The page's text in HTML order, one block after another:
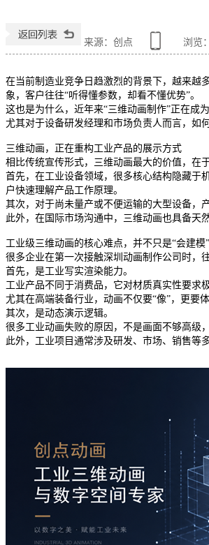
来源：创点 浏览：
在当前制造业竞争日趋激烈的背景下，越来越
象，客户往往“听得懂参数，却看不懂优势”。
这也是为什么，近年来“三维动画制作”正在成
尤其对于设备研发经理和市场负责人而言，如
三维动画，正在重构工业产品的展示方式
相比传统宣传形式，三维动画最大的价值，在
首先，在工业设备领域，很多核心结构隐藏于
户快速理解产品工作原理。
其次，对于尚未量产或不便运输的大型设备，
此外，在国际市场沟通中，三维动画也具备天
工业级三维动画的核心难点，并不只是“会建模”
很多企业在第一次接触深圳动画制作公司时，
首先，是工业写实渲染能力。
工业产品不同于消费品，它对材质真实性要求
尤其在高端装备行业，动画不仅要“像”，更要
其次，是动态演示逻辑。
很多工业动画失败的原因，不是画面不够高级
此外，工业项目通常涉及研发、市场、销售等